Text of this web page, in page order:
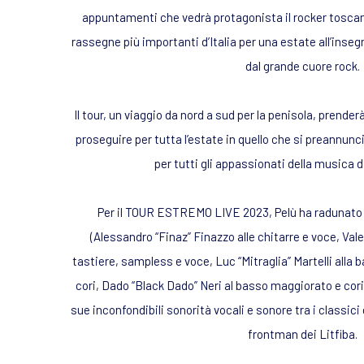
appuntamenti che vedrà protagonista il rocker
rassegne più importanti d’Italia per una estate
dal grande cuore rock.
Il tour, un viaggio da nord a sud per la penisola,
proseguire per tutta l’estate in quello che si
per tutti gli appassionati della musica
Per il TOUR ESTREMO LIVE 2023, Pelù ha
(Alessandro “Finaz” Finazzo alle chitarre e voce,
tastiere, sampless e voce, Luc “Mitraglia” Martelli alla
cori, Dado “Black Dado” Neri al basso maggiorato e
sue inconfondibili sonorità vocali e sonore tra i classici
frontman dei Litfiba.